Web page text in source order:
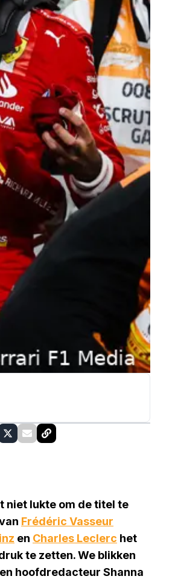
niet lukte om de titel te
Frédéric Vasseur
en Charles Leclerc het
te zetten. We blikken
hoofdredacteur Shanna